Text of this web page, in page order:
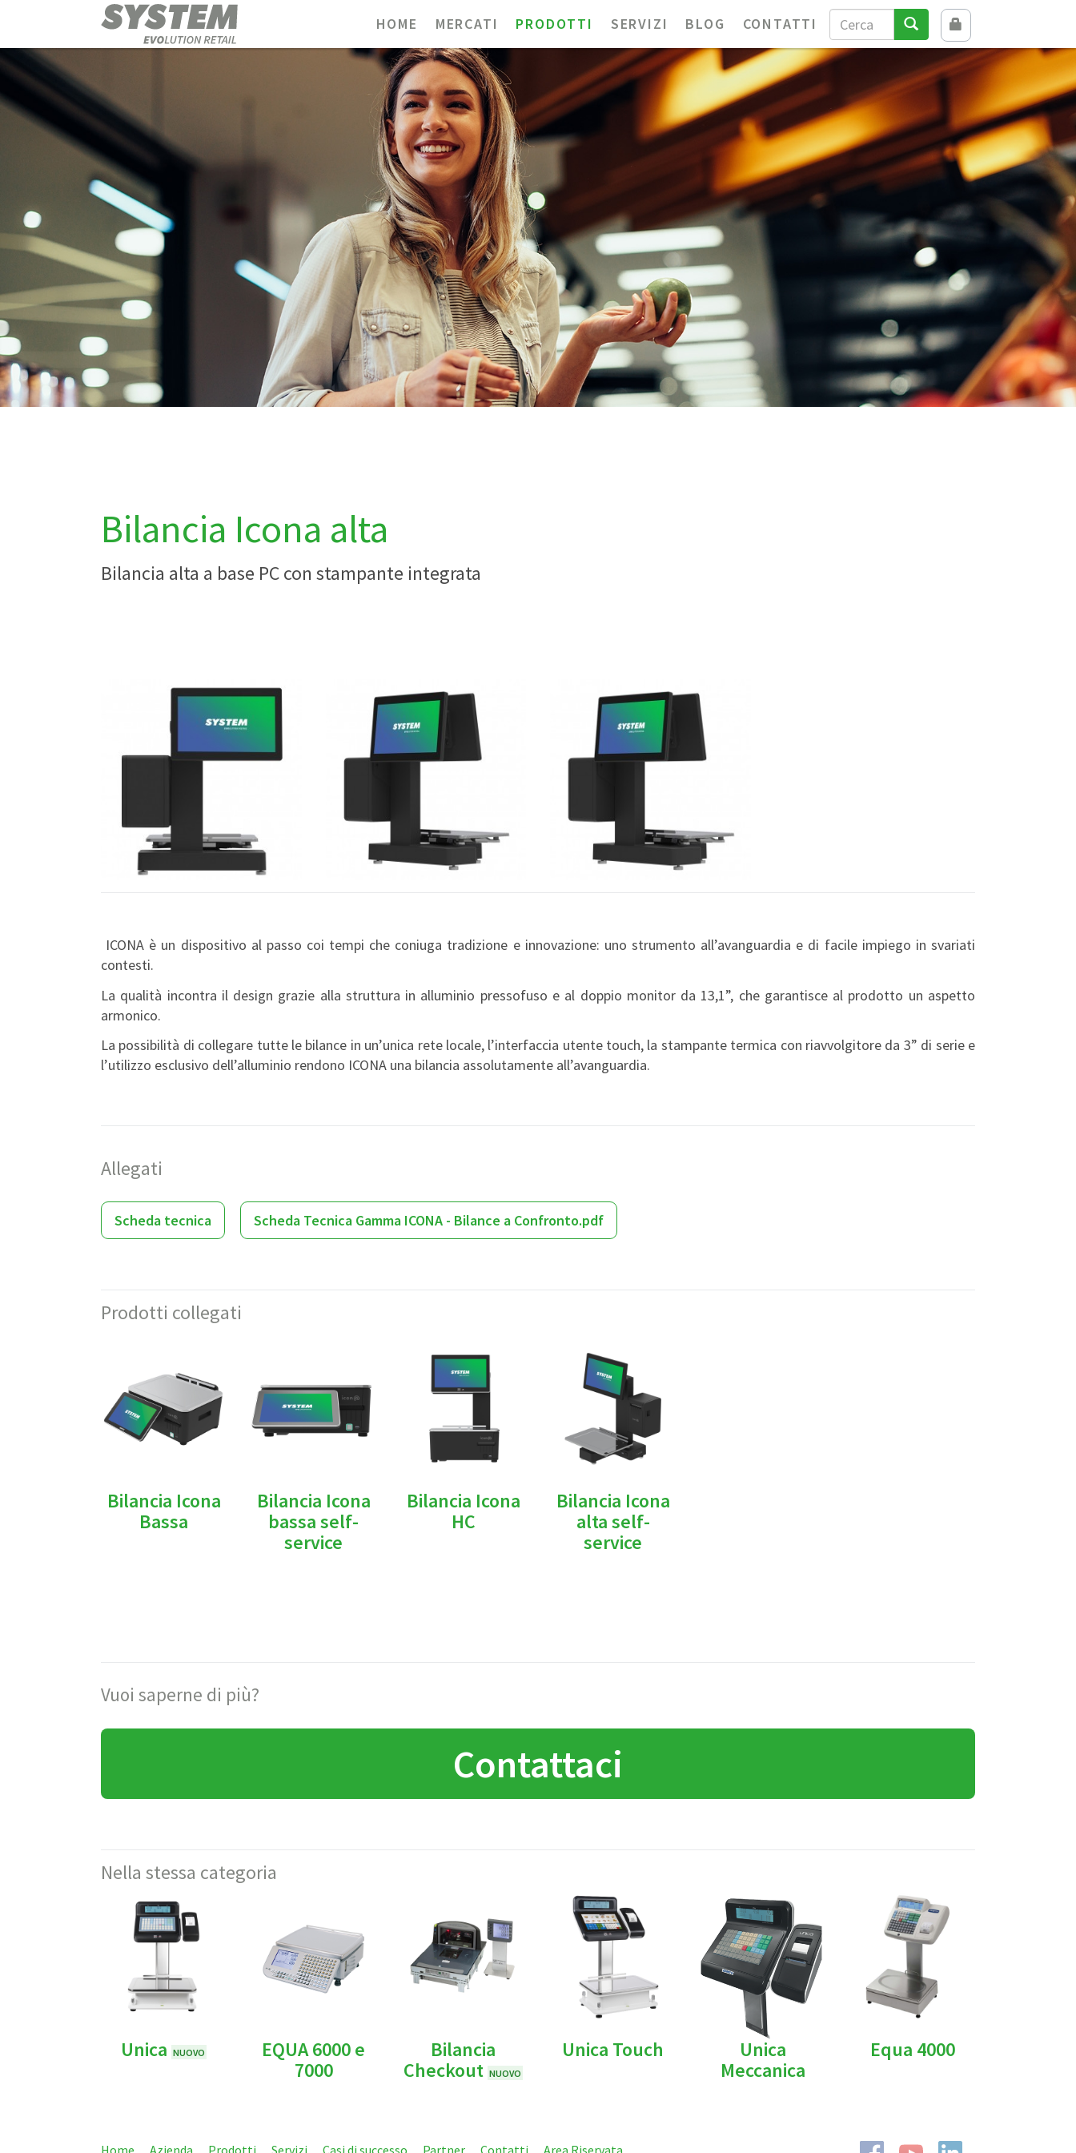
HOME MERCATI PRODOTTI SERVIZI BLOG CONTATTI
Bilancia Icona alta
Bilancia alta a base PC con stampante integrata
ICONA è un dispositivo al passo coi tempi che coniuga tradizione e innovazione: uno strumento all’avanguardia e di facile impiego in svariati
contesti.
La qualità incontra il design grazie alla struttura in alluminio pressofuso e al doppio monitor da 13,1”, che garantisce al prodotto un aspetto
armonico.
La possibilità di collegare tutte le bilance in un’unica rete locale, l’interfaccia utente touch, la stampante termica con riavvolgitore da 3” di serie e
l’utilizzo esclusivo dell’alluminio rendono ICONA una bilancia assolutamente all’avanguardia.
Allegati
Scheda tecnica Scheda Tecnica Gamma ICONA - Bilance a Confronto.pdf
Prodotti collegati
Bilancia Icona
Bassa
Bilancia Icona
bassa self-
service
Bilancia Icona
HC
Bilancia Icona
alta self-
service
Vuoi saperne di più?
Contattaci
Nella stessa categoria
Unica NUOVO
EQUA 6000 e
7000
Bilancia
Checkout NUOVO
Unica Touch
Unica
Meccanica
Equa 4000